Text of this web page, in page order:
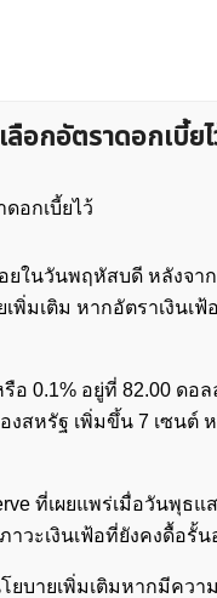
อกอัตราดอกเบี้ย
ยในวันพฤหัสบดี หลังจา
พิ่มเติม หากอัตราเงินเ
0.1% อยู่ที่ 82.00 ดอล
งสหรัฐ เพิ่มขึ้น 7 เซนต์
ที่เผยแพร่เมื่อวันพุธ
วะเงินเฟ้อที่ยังคงดื้อรั้น
บายเพิ่มเติมหากมีคว